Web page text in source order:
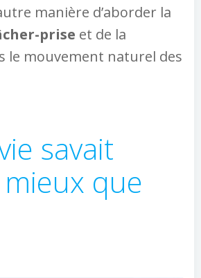
manière d’aborder la
prise et de la
le mouvement naturel des
savait
que